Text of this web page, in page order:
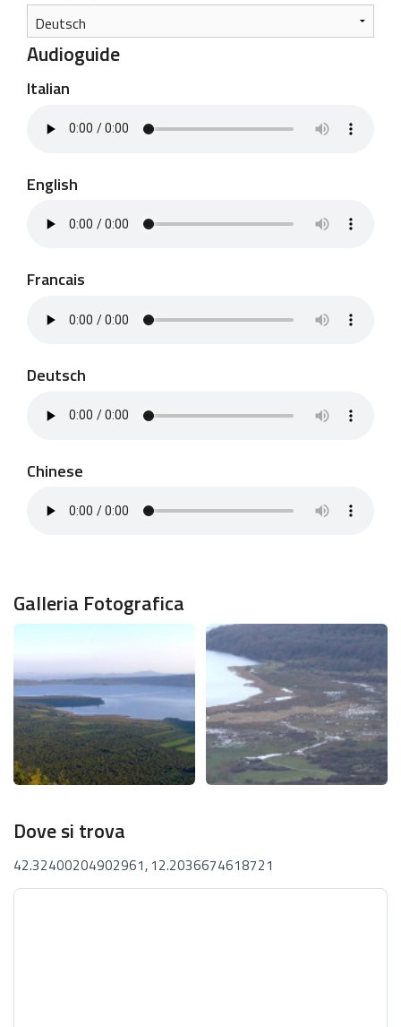
Audioguide
Italian
English
Francais
Deutsch
Chinese
Galleria Fotografica
Dove si trova
42.32400204902961, 12.2036674618721